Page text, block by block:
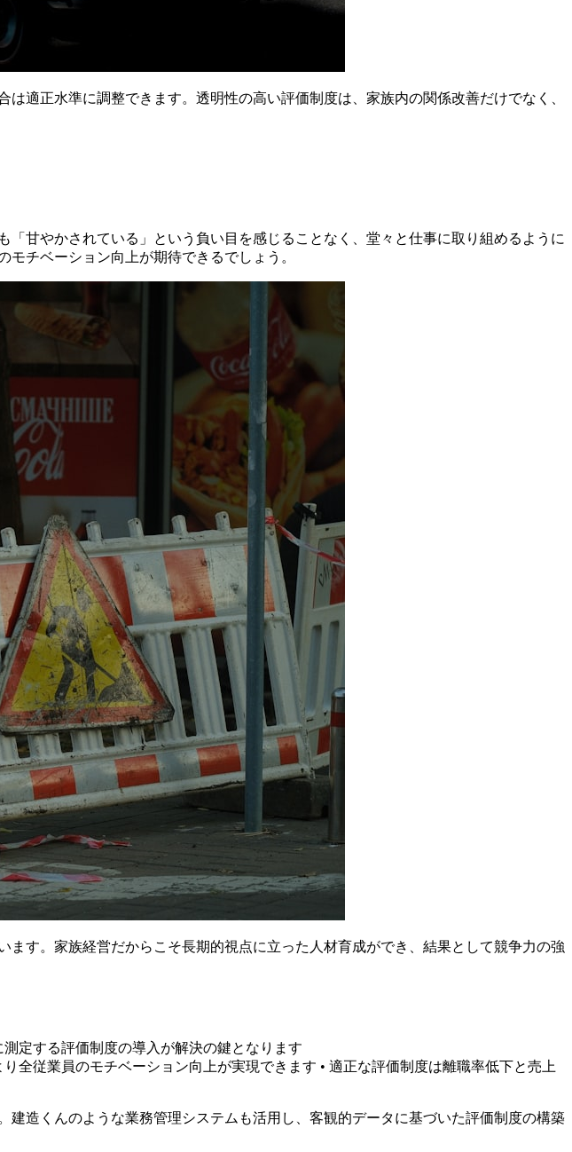
適正水準に調整できます。透明性の高い評価制度は、家族内の関係改善だけでなく、
甘やかされている」という負い目を感じることなく、堂々と仕事に取り組めるように
チベーション向上が期待できるでしょう。
す。家族経営だからこそ長期的視点に立った人材育成ができ、結果として競争力の強
定する評価制度の導入が解決の鍵となります
全従業員のモチベーション向上が実現できます • 適正な評価制度は離職率低下と売上
造くんのような業務管理システムも活用し、客観的データに基づいた評価制度の構築